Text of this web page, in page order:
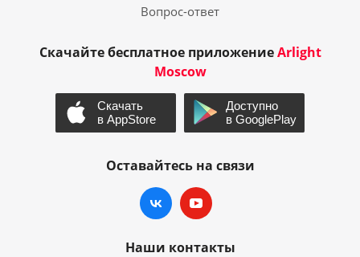
Вопрос-ответ
Скачайте бесплатное приложениеArlight
Moscow
Оставайтесь на связи
Наши контакты